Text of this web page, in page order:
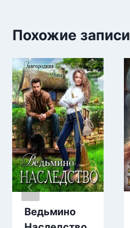
Похожие записи
Ведьмино